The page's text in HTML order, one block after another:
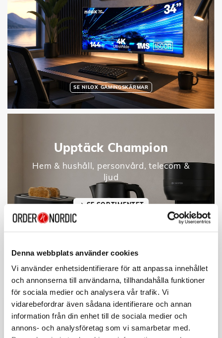
Denna webbplats använder cookies
Vi använder enhetsidentifierare för att anpassa innehållet
och annonserna till användarna, tillhandahålla funktioner
för sociala medier och analysera vår trafik. Vi
vidarebefordrar även sådana identifierare och annan
information från din enhet till de sociala medier och
annons- och analysföretag som vi samarbetar med.
SE NILOX GAMINGSKÄRMAR
Upptäck Champion
Hem & hushåll, personvård, telecom &
ljud
SE SORTIMENTET